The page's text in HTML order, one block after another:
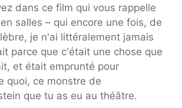
dans ce film qui vous rappelle
salles – qui encore une fois, de
je n'ai littéralement jamais
parce que c'était une chose que
et était emprunté pour
quoi, ce monstre de
que tu as eu au théâtre.